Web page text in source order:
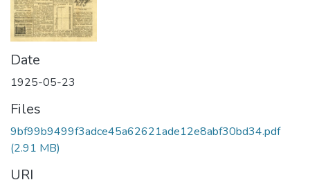
Date
1925-05-23
Files
9bf99b9499f3adce45a62621ade12e8abf30bd34.pdf
(2.91 MB)
URI